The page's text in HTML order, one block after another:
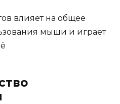
влияет на общее
мыши и играет